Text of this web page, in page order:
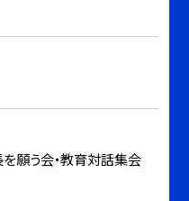
願う会・教育対話集会